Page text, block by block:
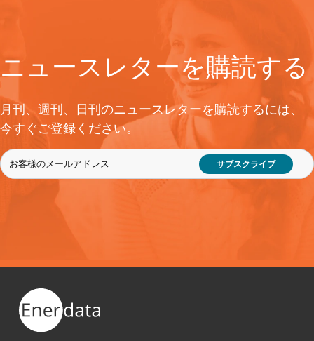
ニュースレターを購読する
月刊、週刊、日刊のニュースレターを購読するには、
今すぐご登録ください。
サブスクライブ